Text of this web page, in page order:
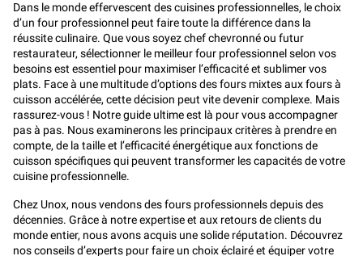
Dans le monde effervescent des cuisines professionnelles, le choix
d’un four professionnel peut faire toute la différence dans la
réussite culinaire. Que vous soyez chef chevronné ou futur
restaurateur, sélectionner le meilleur four professionnel selon vos
besoins est essentiel pour maximiser l’efficacité et sublimer vos
plats. Face à une multitude d’options des fours mixtes aux fours à
cuisson accélérée, cette décision peut vite devenir complexe. Mais
rassurez-vous ! Notre guide ultime est là pour vous accompagner
pas à pas. Nous examinerons les principaux critères à prendre en
compte, de la taille et l’efficacité énergétique aux fonctions de
cuisson spécifiques qui peuvent transformer les capacités de votre
cuisine professionnelle.
Chez Unox, nous vendons des fours professionnels depuis des
décennies. Grâce à notre expertise et aux retours de clients du
monde entier, nous avons acquis une solide réputation. Découvrez
nos conseils d’experts pour faire un choix éclairé et équiper votre